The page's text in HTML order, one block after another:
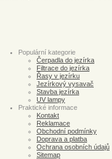
Populární kategorie
Čerpadla do jezírka
Filtrace do jezírka
Řasy v jezírku
Jezírkový vysavač
Stavba jezírka
UV lampy
Praktické informace
Kontakt
Reklamace
Obchodní podmínky
Doprava a platba
Ochrana osobních údajů
Sitemap